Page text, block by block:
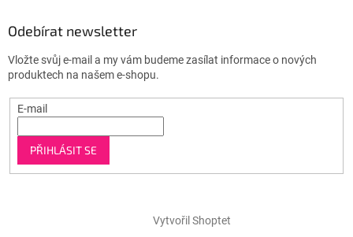
Odebírat newsletter
Vložte svůj e-mail a my vám budeme zasílat informace o nových
produktech na našem e-shopu.
E-mail
PŘIHLÁSIT SE
Vytvořil Shoptet